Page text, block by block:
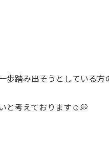
歩踏み出そうとしている方
と考えております☺️💭